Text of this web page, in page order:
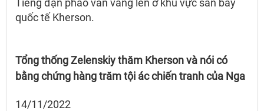
quốc tế Kherson.
Tổng thống Zelenskiy thăm Kherson và nói có
bằng chứng hàng trăm tội ác chiến tranh của Nga
14/11/2022